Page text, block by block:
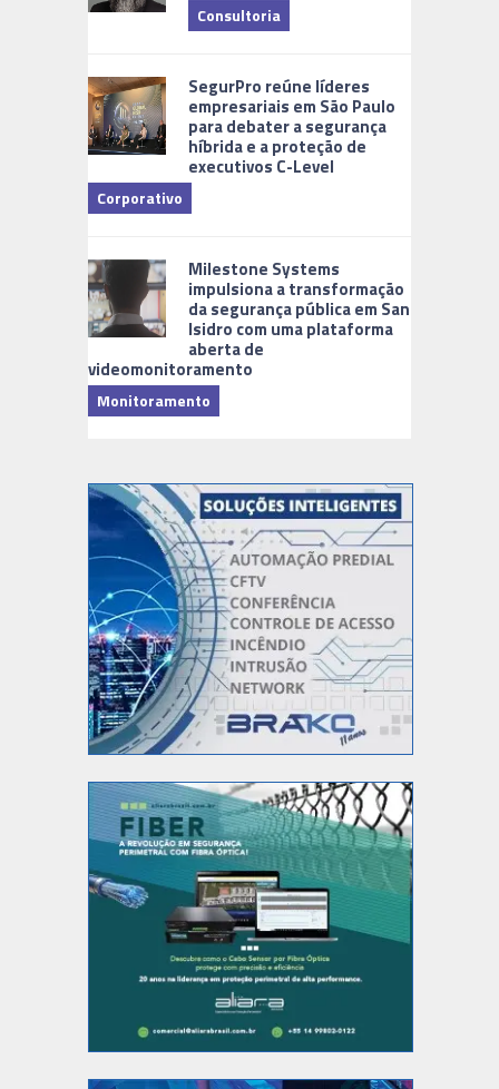
Consultoria
SegurPro reúne líderes
empresariais em São Paulo
para debater a segurança
híbrida e a proteção de
executivos C-Level
Corporativo
Milestone Systems
impulsiona a transformação
da segurança pública em San
Isidro com uma plataforma
aberta de
videomonitoramento
Monitoramento